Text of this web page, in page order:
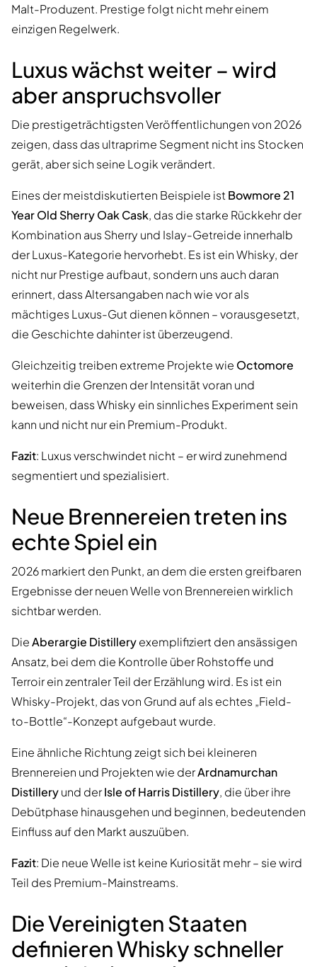
Malt-Produzent. Prestige folgt nicht mehr einem
einzigen Regelwerk.
Luxus wächst weiter – wird
aber anspruchsvoller
Die prestigeträchtigsten Veröffentlichungen von 2026
zeigen, dass das ultraprime Segment nicht ins Stocken
gerät, aber sich seine Logik verändert.
Eines der meistdiskutierten Beispiele ist Bowmore 21
Year Old Sherry Oak Cask, das die starke Rückkehr der
Kombination aus Sherry und Islay-Getreide innerhalb
der Luxus-Kategorie hervorhebt. Es ist ein Whisky, der
nicht nur Prestige aufbaut, sondern uns auch daran
erinnert, dass Altersangaben nach wie vor als
mächtiges Luxus-Gut dienen können – vorausgesetzt,
die Geschichte dahinter ist überzeugend.
Gleichzeitig treiben extreme Projekte wie Octomore
weiterhin die Grenzen der Intensität voran und
beweisen, dass Whisky ein sinnliches Experiment sein
kann und nicht nur ein Premium-Produkt.
Fazit: Luxus verschwindet nicht – er wird zunehmend
segmentiert und spezialisiert.
Neue Brennereien treten ins
echte Spiel ein
2026 markiert den Punkt, an dem die ersten greifbaren
Ergebnisse der neuen Welle von Brennereien wirklich
sichtbar werden.
DieAberargie Distilleryexemplifiziert den ansässigen
Ansatz, bei dem die Kontrolle über Rohstoffe und
Terroir ein zentraler Teil der Erzählung wird. Es ist ein
Whisky-Projekt, das von Grund auf als echtes „Field-
to-Bottle“-Konzept aufgebaut wurde.
Eine ähnliche Richtung zeigt sich bei kleineren
Brennereien und Projekten wie derArdnamurchan
Distilleryund derIsle of Harris Distillery, die über ihre
Debütphase hinausgehen und beginnen, bedeutenden
Einfluss auf den Markt auszuüben.
Fazit: Die neue Welle ist keine Kuriosität mehr – sie wird
Teil des Premium-Mainstreams.
Die Vereinigten Staaten
definieren Whisky schneller